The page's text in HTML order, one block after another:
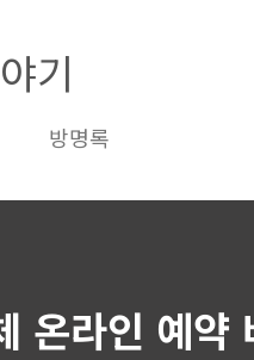
기
방명록
온라인 예약